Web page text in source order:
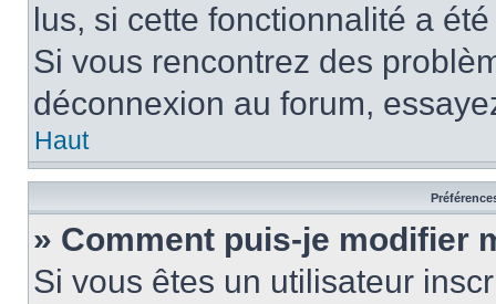
lus, si cette fonctionnalité a
Si vous rencontrez des
déconnexion au forum,
Haut
» Comment puis-je modifier
Si vous êtes un utilisateur